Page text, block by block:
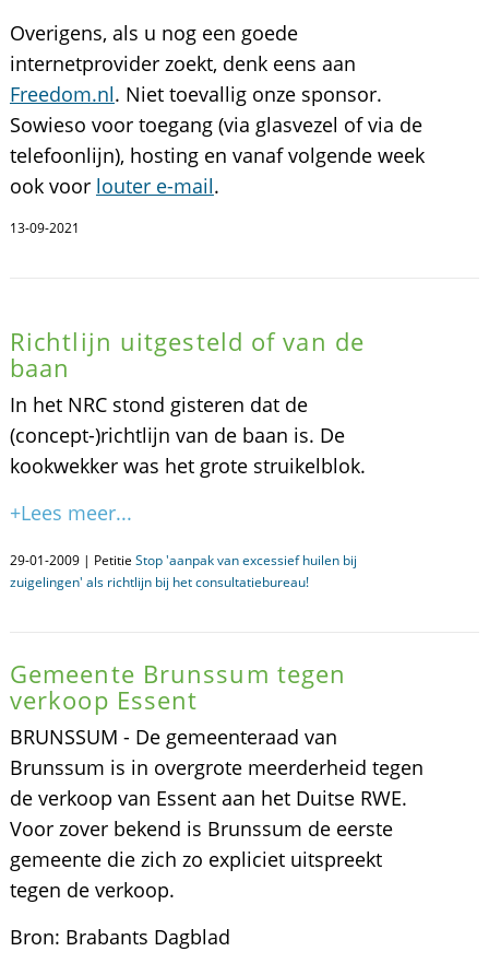
Overigens, als u nog een goede
internetprovider zoekt, denk eens aan
Freedom.nl. Niet toevallig onze sponsor.
Sowieso voor toegang (via glasvezel of via de
telefoonlijn), hosting en vanaf volgende week
ook voor louter e-mail.
13-09-2021
Richtlijn uitgesteld of van de
baan
In het NRC stond gisteren dat de
(concept-)richtlijn van de baan is. De
kookwekker was het grote struikelblok.
+Lees meer...
29-01-2009 | Petitie Stop 'aanpak van excessief huilen bij
zuigelingen' als richtlijn bij het consultatiebureau!
Gemeente Brunssum tegen
verkoop Essent
BRUNSSUM - De gemeenteraad van
Brunssum is in overgrote meerderheid tegen
de verkoop van Essent aan het Duitse RWE.
Voor zover bekend is Brunssum de eerste
gemeente die zich zo expliciet uitspreekt
tegen de verkoop.
Bron: Brabants Dagblad